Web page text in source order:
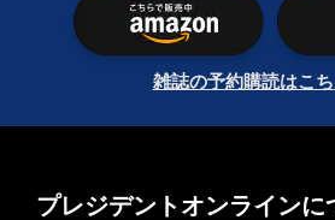
雑誌の予約購読はこ
プレジデントオンラインに